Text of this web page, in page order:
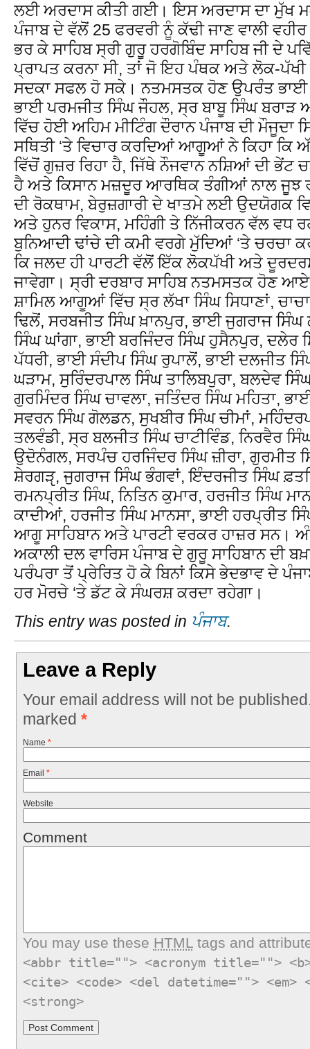
ਲਈ ਅਰਦਾਸ ਕੀਤੀ ਗਈ। ਇਸ ਅਰਦਾਸ ਦਾ ਮੁੱਖ
ਪੰਜਾਬ ਦੇ ਵੱਲੋਂ 25 ਫਰਵਰੀ ਨੂੰ ਕੱਢੀ ਜਾਣ ਵਾਲੀ
ਭਰ ਕੇ ਸਾਹਿਬ ਸ੍ਰੀ ਗੁਰੂ ਹਰਗੋਬਿੰਦ ਸਾਹਿਬ ਜੀ ਦੇ
ਪ੍ਰਾਪਤ ਕਰਨਾ ਸੀ, ਤਾਂ ਜੋ ਇਹ ਪੰਥਕ ਅਤੇ ਲੋਕ-ਪੱਖੀ
ਸਦਕਾ ਸਫਲ ਹੋ ਸਕੇ। ਨਤਮਸਤਕ ਹੋਣ ਉਪਰੰਤ ਭਾਈ
ਭਾਈ ਪਰਮਜੀਤ ਸਿੰਘ ਜੌਹਲ, ਸ੍ਰ ਬਾਬੂ ਸਿੰਘ
ਵਿੱਚ ਹੋਈ ਅਹਿਮ ਮੀਟਿੰਗ ਦੌਰਾਨ ਪੰਜਾਬ ਦੀ
ਸਥਿਤੀ ‘ਤੇ ਵਿਚਾਰ ਕਰਦਿਆਂ ਆਗੂਆਂ ਨੇ ਕਿਹਾ ਕਿ
ਵਿੱਚੋਂ ਗੁਜ਼ਰ ਰਿਹਾ ਹੈ, ਜਿੱਥੇ ਨੌਜਵਾਨ ਨਸ਼ਿਆਂ ਦੀ ਭੇਂਟ
ਹੈ ਅਤੇ ਕਿਸਾਨ ਮਜ਼ਦੂਰ ਆਰਥਿਕ ਤੰਗੀਆਂ ਨਾਲ ਜੂਝ
ਦੀ ਰੋਕਥਾਮ, ਬੇਰੁਜ਼ਗਾਰੀ ਦੇ ਖਾਤਮੇ ਲਈ ਉਦਯੋਗਕ
ਅਤੇ ਹੁਨਰ ਵਿਕਾਸ, ਮਹਿੰਗੀ ਤੇ ਨਿੱਜੀਕਰਨ ਵੱਲ ਵਧ
ਬੁਨਿਆਦੀ ਢਾਂਚੇ ਦੀ ਕਮੀ ਵਰਗੇ ਮੁੱਦਿਆਂ ‘ਤੇ ਚਰਚਾ
ਕਿ ਜਲਦ ਹੀ ਪਾਰਟੀ ਵੱਲੋਂ ਇੱਕ ਲੋਕਪੱਖੀ ਅਤੇ
ਜਾਵੇਗਾ। ਸ੍ਰੀ ਦਰਬਾਰ ਸਾਹਿਬ ਨਤਮਸਤਕ ਹੋਣ
ਸ਼ਾਮਿਲ ਆਗੂਆਂ ਵਿੱਚ ਸ੍ਰ ਲੱਖਾ ਸਿੰਘ ਸਿਧਾਣਾਂ,
ਢਿਲੋਂ, ਸਰਬਜੀਤ ਸਿੰਘ ਖ਼ਾਨਪੁਰ, ਭਾਈ ਜੁਗਰਾਜ
ਸਿੰਘ ਘਾਂਗਾ, ਭਾਈ ਬਰਜਿੰਦਰ ਸਿੰਘ ਹੁਸੈਨਪੁਰ, ਦਲੇਰ
ਪੱਧਰੀ, ਭਾਈ ਸੰਦੀਪ ਸਿੰਘ ਰੁਪਾਲੋਂ, ਭਾਈ ਦਲਜੀਤ
ਘੜਾਮ, ਸੁਰਿੰਦਰਪਾਲ ਸਿੰਘ ਤਾਲਿਬਪੁਰਾ, ਬਲਦੇਵ
ਗੁਰਮਿੰਦਰ ਸਿੰਘ ਚਾਵਲਾ, ਜਤਿੰਦਰ ਸਿੰਘ ਮਹਿਤਾ,
ਸਵਰਨ ਸਿੰਘ ਗੋਲਡਨ, ਸੁਖਬੀਰ ਸਿੰਘ ਚੀਮਾਂ,
ਤਲਵੰਡੀ, ਸ੍ਰ ਬਲਜੀਤ ਸਿੰਘ ਚਾਟੀਵਿੰਡ, ਨਿਰਵੈਰ
ਉਦੋਨੰਗਲ, ਸਰਪੰਚ ਹਰਜਿੰਦਰ ਸਿੰਘ ਜ਼ੀਰਾ, ਗੁਰਮੀਤ
ਸ਼ੇਰਗੜੵ, ਜੁਗਰਾਜ ਸਿੰਘ ਭੰਗਵਾਂ, ਇੰਦਰਜੀਤ ਸਿੰਘ
ਰਮਨਪ੍ਰੀਤ ਸਿੰਘ, ਨਿਤਿਨ ਕੁਮਾਰ, ਹਰਜੀਤ ਸਿੰਘ
ਕਾਦੀਆਂ, ਹਰਜੀਤ ਸਿੰਘ ਮਾਨਸਾ, ਭਾਈ ਹਰਪ੍ਰੀਤ
ਆਗੂ ਸਾਹਿਬਾਨ ਅਤੇ ਪਾਰਟੀ ਵਰਕਰ ਹਾਜ਼ਰ ਸਨ।
ਅਕਾਲੀ ਦਲ ਵਾਰਿਸ ਪੰਜਾਬ ਦੇ ਗੁਰੂ ਸਾਹਿਬਾਨ ਦੀ
ਪਰੰਪਰਾ ਤੋਂ ਪ੍ਰੇਰਿਤ ਹੋ ਕੇ ਬਿਨਾਂ ਕਿਸੇ ਭੇਦਭਾਵ ਦੇ
ਹਰ ਮੋਰਚੇ ‘ਤੇ ਡੱਟ ਕੇ ਸੰਘਰਸ਼ ਕਰਦਾ ਰਹੇਗਾ।
This entry was posted in ਪੰਜਾਬ.
Leave a Reply
Your email address will not be
marked *
Name *
Email *
Website
Comment
You may use these HTMLtags and
<abbr title=""> <acronym title="">
<cite> <code> <del datetime="">
<strong>